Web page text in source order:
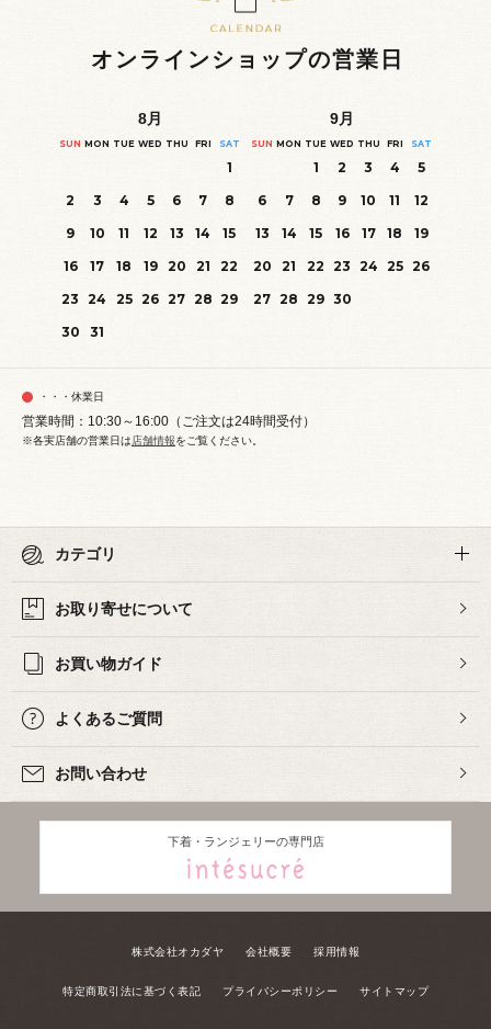
オンラインショップの営業日
8月
SUN MON TUE WED THU FRI SAT
1
2
3 4 5 6 7
8
9
10 11 12 13 14
15
16
17 18 19 20 21
22
23 24 25 26 27 28 29
30
31
9月
SUN MON TUE WED THU FRI SAT
1 2 3 4
5
6
7 8 9 10 11
12
13
14 15 16 17 18
19
20
21 22 23 24 25 26
27 28 29 30
・・・休業日
営業時間：10:30～16:00（ご注文は24時間受付）
※各実店舗の営業日は店舗情報をご覧ください。
カテゴリ
お取り寄せについて
お買い物ガイド
よくあるご質問
お問い合わせ
下着・ランジェリーの専門店
株式会社オカダヤ 会社概要 採用情報
特定商取引法に基づく表記 プライバシーポリシー サイトマップ